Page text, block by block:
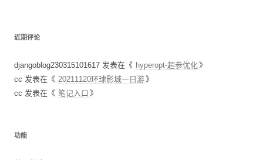
近期评论
djangoblog230315101617 发表在《 hyperopt-超参优化 》
cc 发表在《 20211120环球影城一日游 》
cc 发表在《 笔记入口 》
功能